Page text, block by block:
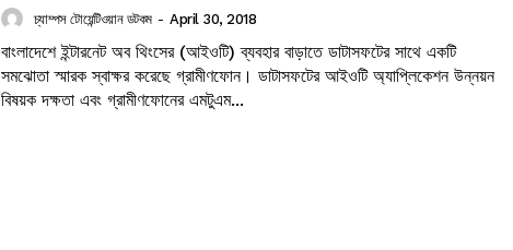
চ্যাম্পস টোয়েন্টিওয়ান ডটকম - April 30, 2018
বাংলাদেশে ইন্টারনেট অব থিংসের (আইওটি) ব্যবহার বাড়াতে ডাটাসফটের সাথে একটি
সমঝোতা স্মারক স্বাক্ষর করেছে গ্রামীণফোন। ডাটাসফটের আইওটি অ্যাপ্লিকেশন উন্নয়ন
বিষয়ক দক্ষতা এবং গ্রামীণফোনের এমটুএম...